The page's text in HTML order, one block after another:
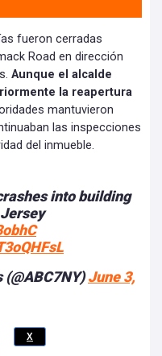
fueron cerradas
Road en dirección
Aunque el alcalde
la reapertura
mantuvieron
las inspecciones
del inmueble.
into building
(@ABC7NY)June 3,
X